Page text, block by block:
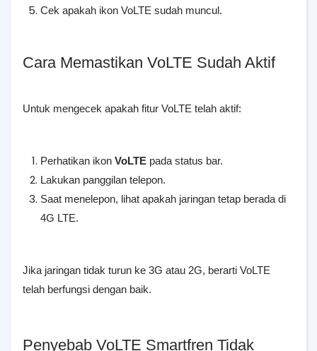
Cek apakah ikon VoLTE sudah muncul.
Cara Memastikan VoLTE Sudah Aktif
Untuk mengecek apakah fitur VoLTE telah aktif:
Perhatikan ikon VoLTE pada status bar.
Lakukan panggilan telepon.
Saat menelepon, lihat apakah jaringan tetap berada di
4G LTE.
Jika jaringan tidak turun ke 3G atau 2G, berarti VoLTE
telah berfungsi dengan baik.
Penyebab VoLTE Smartfren Tidak